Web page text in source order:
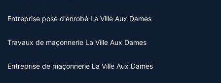
Entreprise pose d'enrobé La Ville Aux Dames
Travaux de maçonnerie La Ville Aux Dames
Entreprise de maçonnerie La Ville Aux Dames